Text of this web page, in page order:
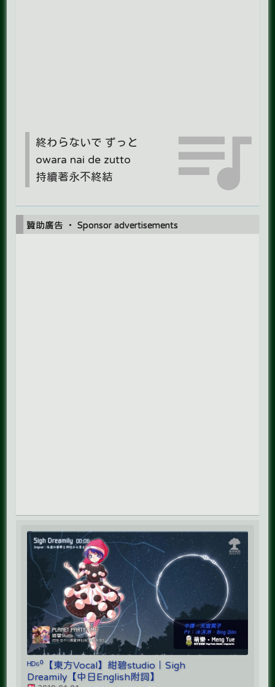
終わらないで ずっと
owara nai de zutto
持續著永不終結
贊助廣告 ‧ Sponsor advertisements
ᴴᴰ⁶⁰【東方Vocal】紺碧studio｜Sigh
Dreamily【中日English附詞】